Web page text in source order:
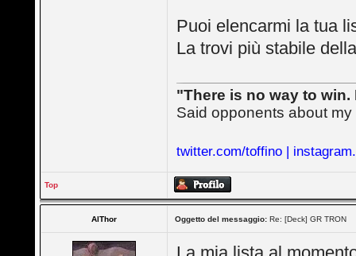
Puoi elencarmi la tua
La trovi più stabile
"There is no way to
Said opponents about my
twitter.com/toffino |
Top
AlThor Oggetto del messaggio: Re: [Deck] GR TRON